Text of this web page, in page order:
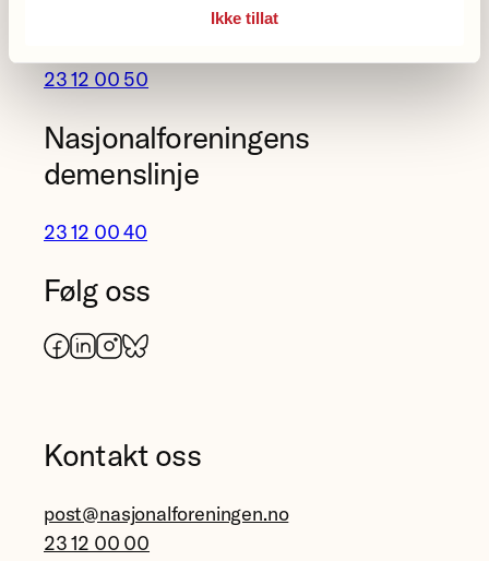
Ikke tillat
Nasjonalforeningens hjertelinje
23 12 00 50
Nasjonalforeningens
demenslinje
23 12 00 40
Følg oss
Facebook
LinkedIn
Instagram
Bluesky
Kontakt oss
post@nasjonalforeningen.no
23 12 00 00